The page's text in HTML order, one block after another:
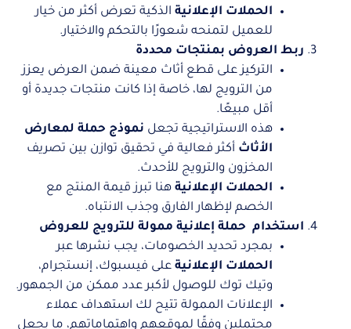
الحملات الإعلانية الذكية تعرض أكثر من خيار
للعميل لتمنحه شعورًا بالتحكم والاختيار.
ربط العروض بمنتجات محددة
التركيز على قطع أثاث معينة ضمن العرض يعزز
من الترويج لها، خاصة إذا كانت منتجات جديدة أو
أقل مبيعًا.
هذه الاستراتيجية تجعل نموذج حملة لمعارض
الأثاث أكثر فعالية في تحقيق توازن بين تصريف
المخزون والترويج للأحدث.
الحملات الإعلانية هنا تبرز قيمة المنتج مع
الخصم لإظهار الفارق وجذب الانتباه.
استخدام حملة إعلانية ممولة للترويج للعروض
بمجرد تحديد الخصومات، يجب نشرها عبر
الحملات الإعلانية على فيسبوك، إنستجرام،
وتيك توك للوصول لأكبر عدد ممكن من الجمهور.
الإعلانات الممولة تتيح لك استهداف عملاء
محتملين وفقًا لموقعهم واهتماماتهم، ما يجعل